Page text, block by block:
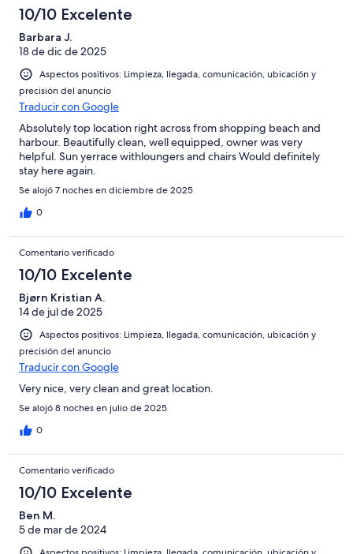
10/10 Excelente
Barbara J.
18 de dic de 2025
Aspectos positivos: Limpieza, llegada, comunicación, ubicación y
precisión del anuncio
Traducir con Google
Absolutely top location right across from shopping beach and
harbour. Beautifully clean, well equipped, owner was very
helpful. Sun yerrace withloungers and chairs Would definitely
stay here again.
Se alojó 7 noches en diciembre de 2025
0
Comentario verificado
10/10 Excelente
Bjørn Kristian A.
14 de jul de 2025
Aspectos positivos: Limpieza, llegada, comunicación, ubicación y
precisión del anuncio
Traducir con Google
Very nice, very clean and great location.
Se alojó 8 noches en julio de 2025
0
Comentario verificado
10/10 Excelente
Ben M.
5 de mar de 2024